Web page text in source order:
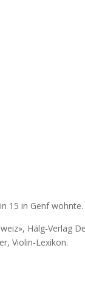
15 in Genf wohnte.
Hälg-Verlag
Violin-Lexikon.